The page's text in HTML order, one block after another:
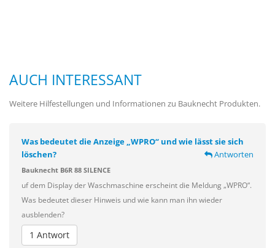
AUCH INTERESSANT
Weitere Hilfestellungen und Informationen zu Bauknecht Produkten.
Was bedeutet die Anzeige „WPRO“ und wie lässt sie sich
löschen?
Antworten
Bauknecht B6R 88 SILENCE
uf dem Display der Waschmaschine erscheint die Meldung „WPRO“.
Was bedeutet dieser Hinweis und wie kann man ihn wieder
ausblenden?
1 Antwort